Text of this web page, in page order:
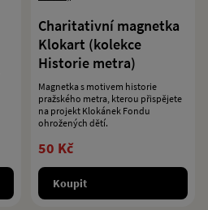
Charitativní magnetka
Klokart (kolekce
Historie metra)
Magnetka s motivem historie
pražského metra, kterou přispějete
na projekt Klokánek Fondu
ohrožených dětí.
50 Kč
Koupit